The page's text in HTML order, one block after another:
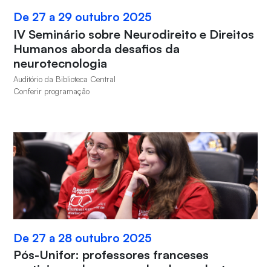
De 27 a 29 outubro 2025
IV Seminário sobre Neurodireito e Direitos
Humanos aborda desafios da
neurotecnologia
Auditório da Biblioteca Central
Conferir programação
De 27 a 28 outubro 2025
Pós-Unifor: professores franceses